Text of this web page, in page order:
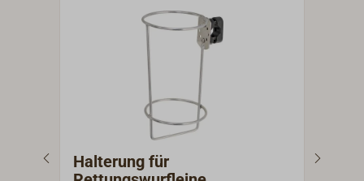
Halterung für